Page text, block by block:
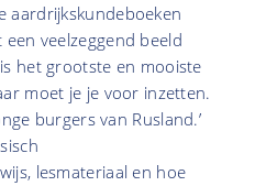
aardrijkskundeboeken
veelzeggend beeld
het grootste en mooiste
moet je je voor inzetten.
burgers van Rusland.’
lesmateriaal en hoe